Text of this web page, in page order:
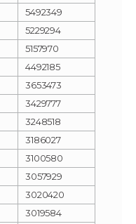
5492349
5229294
5157970
4492185
3653473
3429777
3248518
3186027
3100580
3057929
3020420
3019584